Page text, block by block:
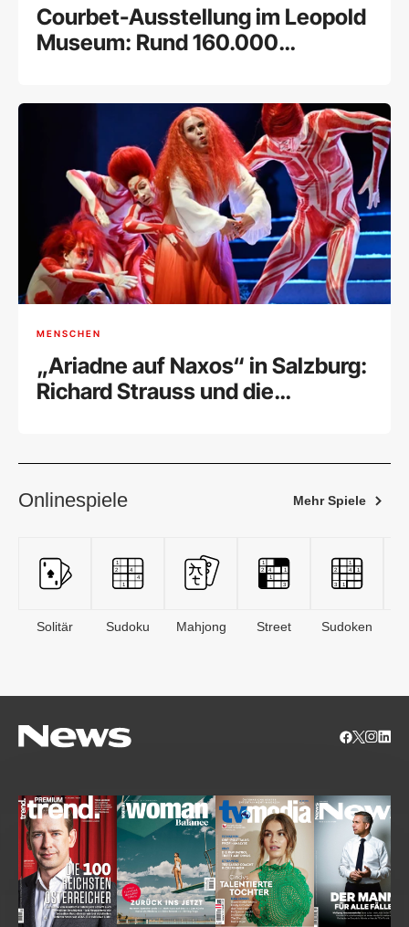
Courbet-Ausstellung im Leopold
Museum: Rund 160.000
MENSCHEN
„Ariadne auf Naxos“ in Salzburg:
Richard Strauss und die
Onlinespiele Mehr Spiele
Solitär Sudoku Mahjong Street Sudoken